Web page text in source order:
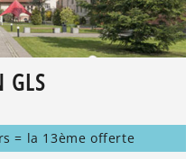
GLS
= la 13ème offerte